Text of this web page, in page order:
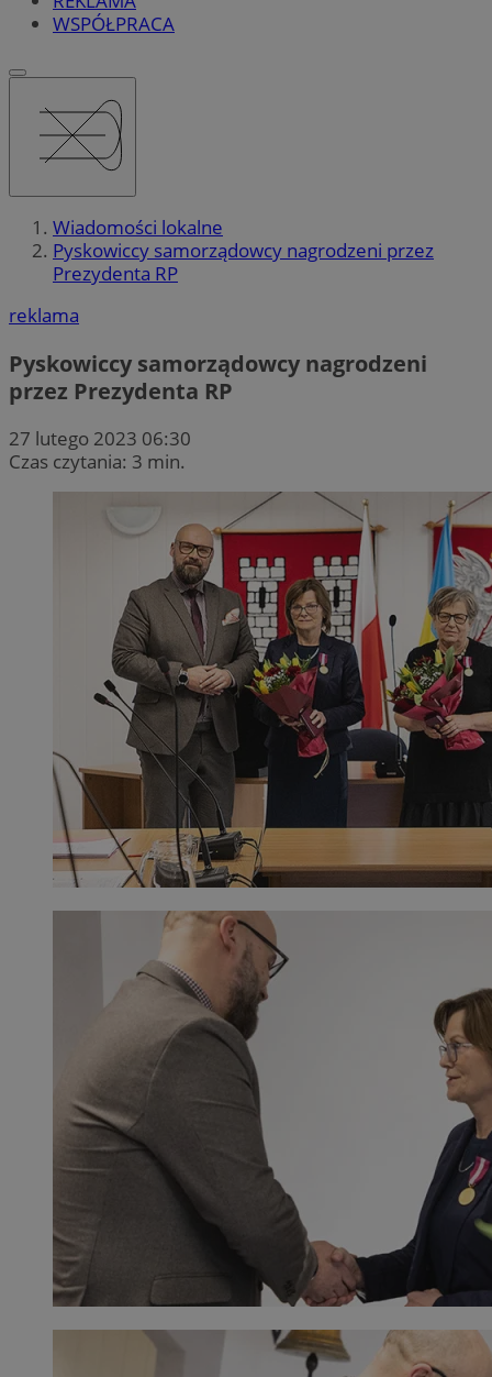
WSPÓŁPRACA
Wiadomości lokalne
Pyskowiccy samorządowcy nagrodzeni przez
Prezydenta RP
reklama
Pyskowiccy samorządowcy nagrodzeni
przez Prezydenta RP
27 lutego 2023 06:30
Czas czytania: 3 min.